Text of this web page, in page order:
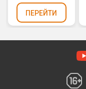
ПЕРЕЙТИ